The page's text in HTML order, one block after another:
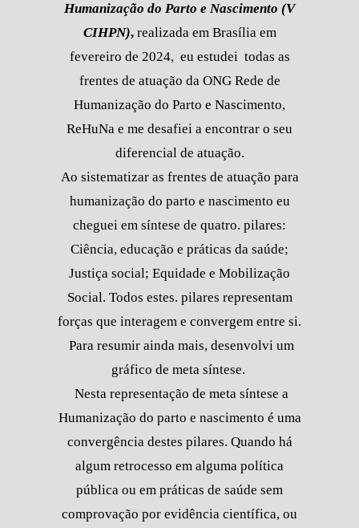
Humanização do Parto e Nascimento (V
CIHPN),realizada em Brasília em
fevereiro de 2024, eu estudei todas as
frentes de atuação da ONG Rede de
Humanização do Parto e Nascimento,
ReHuNa e me desafiei a encontrar o seu
diferencial de atuação.
Ao sistematizar as frentes de atuação para
humanização do parto e nascimento eu
cheguei em síntese de quatro. pilares:
Ciência, educação e práticas da saúde;
Justiça social; Equidade e Mobilização
Social. Todos estes. pilares representam
forças que interagem e convergem entre si.
Para resumir ainda mais, desenvolvi um
gráfico de meta síntese.
Nesta representação de meta síntese a
Humanização do parto e nascimento é uma
convergência destes pilares. Quando há
algum retrocesso em alguma política
pública ou em práticas de saúde sem
comprovação por evidência científica, ou